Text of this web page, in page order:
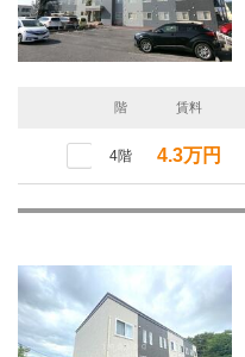
階 賃料
4階 4.3万円